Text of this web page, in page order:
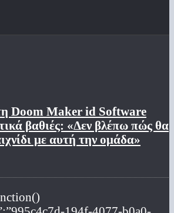
Doom Maker id Software
βαθιές: «Δεν βλέπω πώς θα
με αυτή την ομάδα»